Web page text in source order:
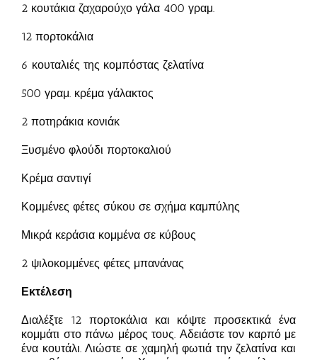
2 κουτάκια ζαχαρούχο γάλα 400 γραμ.
12 πορτοκάλια
6 κουταλιές της κομπόστας ζελατίνα
500 γραμ. κρέμα γάλακτος
2 ποτηράκια κονιάκ
Ξυσμένο φλούδι πορτοκαλιού
Κρέμα σαντιγί
Κομμένες φέτες σύκου σε σχήμα καμπύλης
Μικρά κεράσια κομμένα σε κύβους
2 ψιλοκομμένες φέτες μπανάνας
Εκτέλεση
Διαλέξτε 12 πορτοκάλια και κόψτε προσεκτικά ένα
κομμάτι στο πάνω μέρος τους. Αδειάστε τον καρπό με
ένα κουτάλι. Λιώστε σε χαμηλή φωτιά την ζελατίνα και